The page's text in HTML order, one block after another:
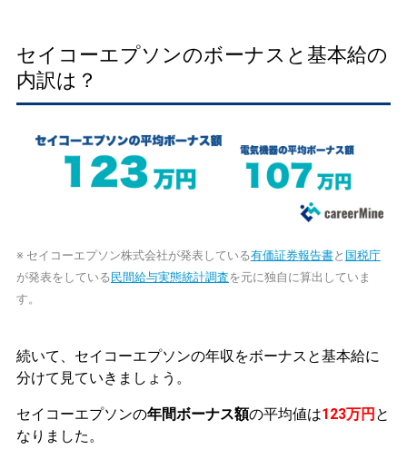
セイコーエプソンのボーナスと基本給の
内訳は？
※ セイコーエプソン株式会社が発表している有価証券報告書と 国税庁
が発表をしている 民間給与実態統計調査を元に独自に算出していま
す。
続いて、セイコーエプソンの年収をボーナスと基本給に
分けて見ていきましょう。
セイコーエプソンの年間ボーナス額の平均値は123万円 と
なりました。